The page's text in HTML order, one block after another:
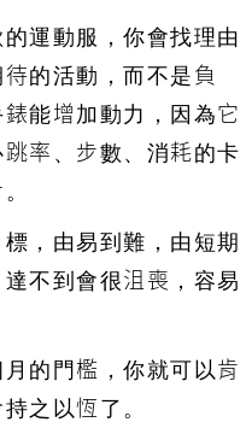
運動服，你會找理由
的活動，而不是負
能增加動力，因為它
率、步數、消耗的卡
，由易到難，由短期
不到會很沮喪，容易
的門檻，你就可以肯
之以恆了。